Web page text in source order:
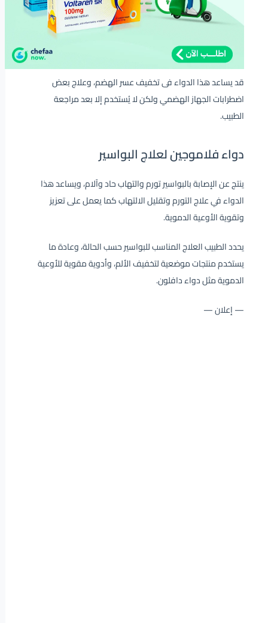
قد يساعد هذا الدواء فى تخفيف عسر الهضم، وعلاج بعض
اضطرابات الجهاز الهضمي ولكن لا يُستخدم إلا بعد مراجعة
الطبيب.
دواء فلاموجين لعلاج البواسير
ينتج عن الإصابة بالبواسير تورم والتهاب حاد وآلام، ويساعد هذا
الدواء في علاج التورم وتقليل الالتهاب كما يعمل على تعزيز
وتقوية الأوعية الدموية.
يحدد الطبيب العلاج المناسب للبواسير حسب الحالة، وعادة ما
يستخدم منتجات موضعية لتخفيف الألم، وأدوية مقوية للأوعية
الدموية مثل دواء دافلون.
— إعلان —